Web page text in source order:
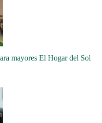
mayores El Hogar del Sol